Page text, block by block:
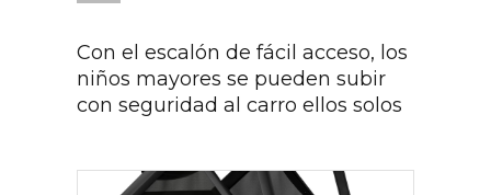
Con el escalón de fácil acceso, los
niños mayores se pueden subir
con seguridad al carro ellos solos​